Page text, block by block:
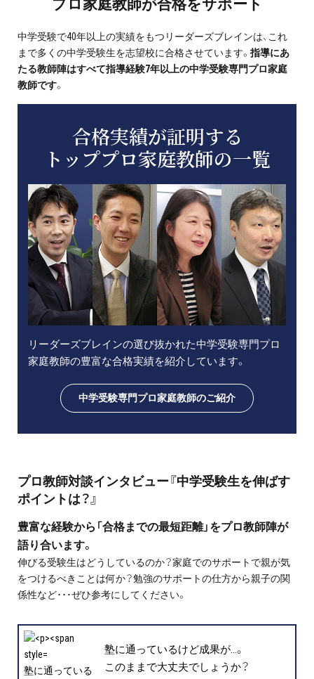
プロ家庭教師が合格をサポート
中学受験で40年以上の実績をもつリーダーズブレインは、これ
まで多くの中学受験生を志望校に合格させています。 指導にあ
たる教師陣はすべて指導経験7年以上の中学受験専門プロ家庭
教師です。
合格実績が証明する
トッププロ家庭教師の一覧
リーダーズブレインの選び抜かれた中学受験専門プロ
家庭教師の豊富な合格実績を紹介しています。
中学受験専門プロ家庭教師のご紹介
プロ教師対談インタビュー『中学受験生を伸ばす
ポイントは？』
豊富な経験から「合格までの最短距離」をプロ教師陣が
語り合います。
伸びる受験生はどうしているのか？家庭でのサポートで親が気
をつけるべきことは何か？勉強のサポートの仕方から親子の関
係性など･･･ぜひ参考にしてください。
塾に通っている
塾に通っているけど成果が…。
このままで大丈夫でしょうか？